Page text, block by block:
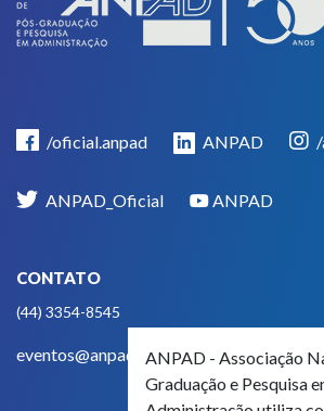
/oficial.anpad ANPAD
ANPAD_Oficial ANPAD
CONTATO
(44) 3354-8545
eventos@anpad.org.brANPAD - Associação
Graduação e Pesquisa